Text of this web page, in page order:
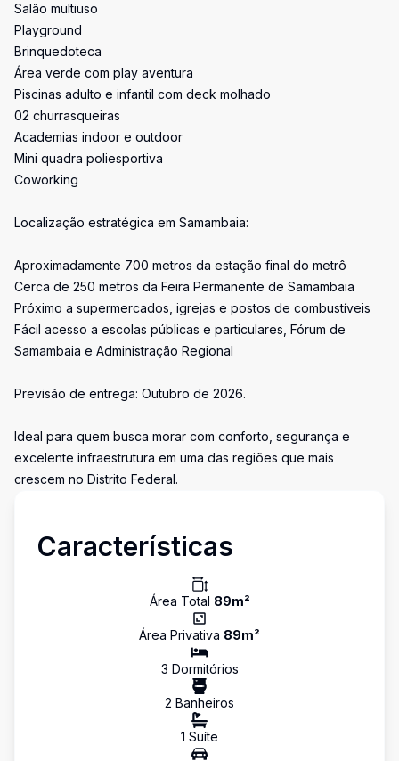
Salão multiuso
Playground
Brinquedoteca
Área verde com play aventura
Piscinas adulto e infantil com deck molhado
02 churrasqueiras
Academias indoor e outdoor
Mini quadra poliesportiva
Coworking
Localização estratégica em Samambaia:
Aproximadamente 700 metros da estação final do metrô
Cerca de 250 metros da Feira Permanente de Samambaia
Próximo a supermercados, igrejas e postos de combustíveis
Fácil acesso a escolas públicas e particulares, Fórum de
Samambaia e Administração Regional
Previsão de entrega: Outubro de 2026.
Ideal para quem busca morar com conforto, segurança e
excelente infraestrutura em uma das regiões que mais
crescem no Distrito Federal.
Características
Área Total 89m²
Área Privativa 89m²
3 Dormitórios
2 Banheiros
1 Suíte